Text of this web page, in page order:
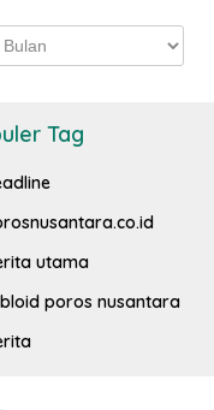
Tag
utama
poros nusantara